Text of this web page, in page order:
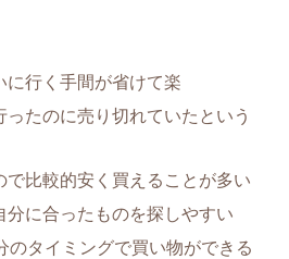
に行く手間が省けて楽
ったのに売り切れていたという
で比較的安く買えることが多い
分に合ったものを探しやすい
のタイミングで買い物ができる